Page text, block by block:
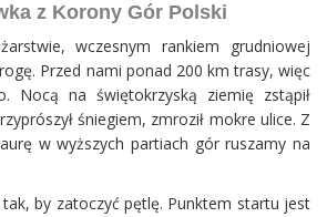
z Korony Gór Polski
wczesnym rankiem grudniowej
Przed nami ponad 200 km trasy, więc
Nocą na świętokrzyską ziemię zstąpił
śniegiem, zmroził mokre ulice. Z
w wyższych partiach gór ruszamy na
tak, by zatoczyć pętlę. Punktem startu jest